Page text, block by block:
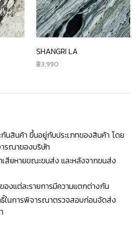
SHANGRI LA
3,990
นสินค้า ขึ้นอยู่กับประเภทของสินค้า โดย
รณาของบริษัท
สียหายขณะขนส่ง และหลังจากขนส่ง
องแต่ละรายการมีความแตกต่างกัน
ในการพิจารณาตรวจสอบก่อนจัดส่ง